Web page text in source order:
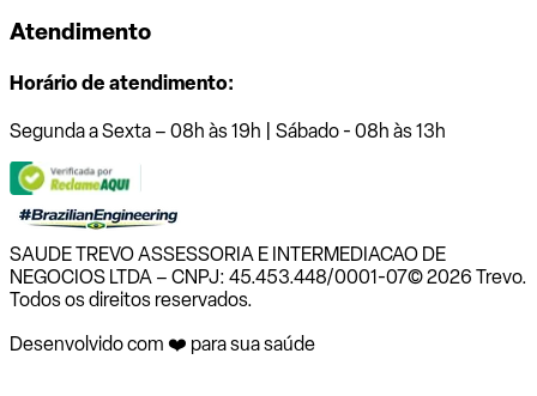
Atendimento
Horário de atendimento:
Segunda a Sexta – 08h às 19h | Sábado - 08h às 13h
SAUDE TREVO ASSESSORIA E INTERMEDIACAO DE
NEGOCIOS LTDA – CNPJ: 45.453.448/0001-07© 2026 Trevo.
Todos os direitos reservados.
Desenvolvido com ❤️ para sua saúde